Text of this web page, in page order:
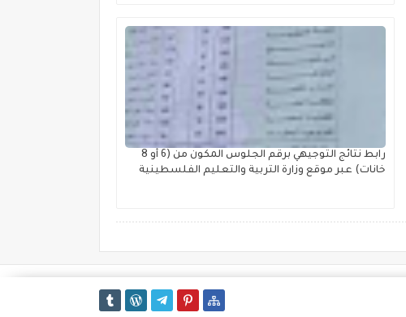
رابط نتائج التوجيهي برقم الجلوس المكون من (6 أو 8
خانات) عبر موقع وزارة التربية والتعليم الفلسطينية